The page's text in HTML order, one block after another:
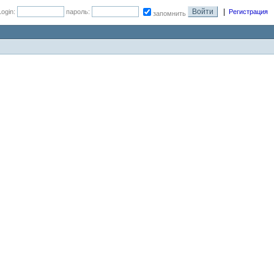
пароль: запомнить Регистрация